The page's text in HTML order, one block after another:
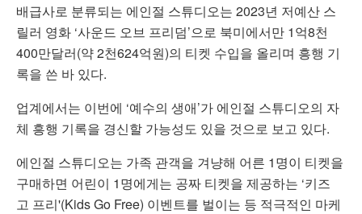
배급사로 분류되는 에인절 스튜디오는 2023년 저예산 스
릴러 영화 ‘사운드 오브 프리덤’으로 북미에서만 1억8천
400만달러(약 2천624억원)의 티켓 수입을 올리며 흥행 기
록을 쓴 바 있다.
업계에서는 이번에 ‘예수의 생애’가 에인절 스튜디오의 자
체 흥행 기록을 경신할 가능성도 있을 것으로 보고 있다.
에인절 스튜디오는 가족 관객을 겨냥해 어른 1명이 티켓을
구매하면 어린이 1명에게는 공짜 티켓을 제공하는 ‘키즈
고 프리'(Kids Go Free) 이벤트를 벌이는 등 적극적인 마케